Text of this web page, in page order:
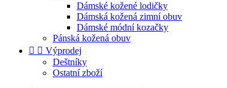
Dámské kožené lodičky
Dámská kožená zimní obuv
Dámské módní kozačky
Pánská kožená obuv
  Výprodej
Deštníky
Ostatní zboží